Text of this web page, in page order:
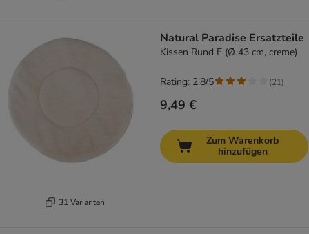
31 Varianten
Natural Paradise Ersatzteile
Kissen Rund E (Ø 43 cm, creme)
9,49 €
Rating: 2.8/5 (21)
Zum Warenkorb
hinzufügen